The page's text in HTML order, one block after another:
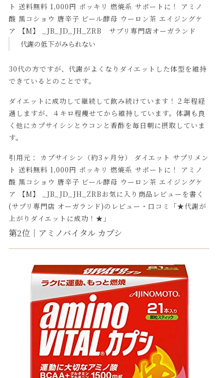
ト 送料無料 1,000円 ポッキリ 燃焼系 サポートに！ アミノ
酸 黒コショウ 唐辛子 ビール酵母 ウーロン茶 エイジングケ
ア 【M】 _JB_JD_JH_ZRB サプリ専門店オーガランド
代謝の低下がみられない
30代の方ですが、代謝がよくなりダイエットした体型を維持
できているとのことです。
ダイエットに成功して継続して飲み続けています！２年程経
過しますが、４キロ程痩せてから維持しています。体調も良
く他にカプサイシンとウコンと香酢を毎日朝に摂取していま
す。
引用元： カプサイシン（約3ヶ月分） ダイエット サプリメン
ト 送料無料 1,000円 ポッキリ 燃焼系 サポートに！ アミノ
酸 黒コショウ 唐辛子 ビール酵母 ウーロン茶 エイジングケ
ア 【M】 _JB_JD_JH_ZRBお気に入り商品レビューを書く
(サプリ専門店 オーガランド)のレビュー・口コミ「★代謝が
上がりダイエットに成功！★」
第2位｜アミノバイタル カプシ